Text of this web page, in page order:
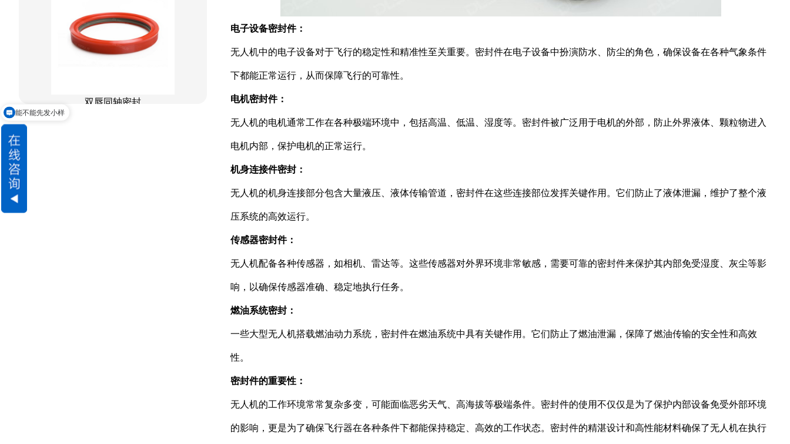
星型双O组合
阶梯组合封
电子设备密封件：
无人机中的电子设备对于飞行的稳定性和精准性至关重要。密封件在电子设备中扮演防水、防尘的角色，确保设备在各种气象条件
下都能正常运行，从而保障飞行的可靠性。
电机密封件：
无人机的电机通常工作在各种极端环境中，包括高温、低温、湿度等。密封件被广泛用于电机的外部，防止外界液体、颗粒物进入
电机内部，保护电机的正常运行。
机身连接件密封：
无人机的机身连接部分包含大量液压、液体传输管道，密封件在这些连接部位发挥关键作用。它们防止了液体泄漏，维护了整个液
压系统的高效运行。
传感器密封件：
无人机配备各种传感器，如相机、雷达等。这些传感器对外界环境非常敏感，需要可靠的密封件来保护其内部免受湿度、灰尘等影
响，以确保传感器准确、稳定地执行任务。
燃油系统密封：
一些大型无人机搭载燃油动力系统，密封件在燃油系统中具有关键作用。它们防止了燃油泄漏，保障了燃油传输的安全性和高效
性。
密封件的重要性：
无人机的工作环境常常复杂多变，可能面临恶劣天气、高海拔等极端条件。密封件的使用不仅仅是为了保护内部设备免受外部环境
的影响，更是为了确保飞行器在各种条件下都能保持稳定、高效的工作状态。密封件的精湛设计和高性能材料确保了无人机在执行
交货期怎么样